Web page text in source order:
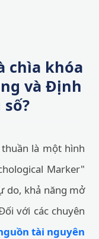
chìa khóa
và Định
là một hình
Marker"
do, khả năng mở
với các chuyên
tài nguyên